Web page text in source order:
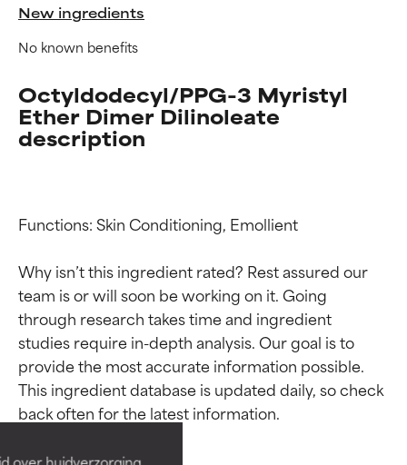
New ingredients
No known benefits
Octyldodecyl/PPG-3 Myristyl
Ether Dimer Dilinoleate
description
Functions: Skin Conditioning, Emollient
Why isn’t this ingredient rated? Rest assured our
team is or will soon be working on it. Going
through research takes time and ingredient
studies require in-depth analysis. Our goal is to
provide the most accurate information possible.
This ingredient database is updated daily, so check
Beoordelingen van
ingrediënten
Bewezen en ondersteund door
Beoordelingen van
ingrediënten
Bewezen en ondersteund door